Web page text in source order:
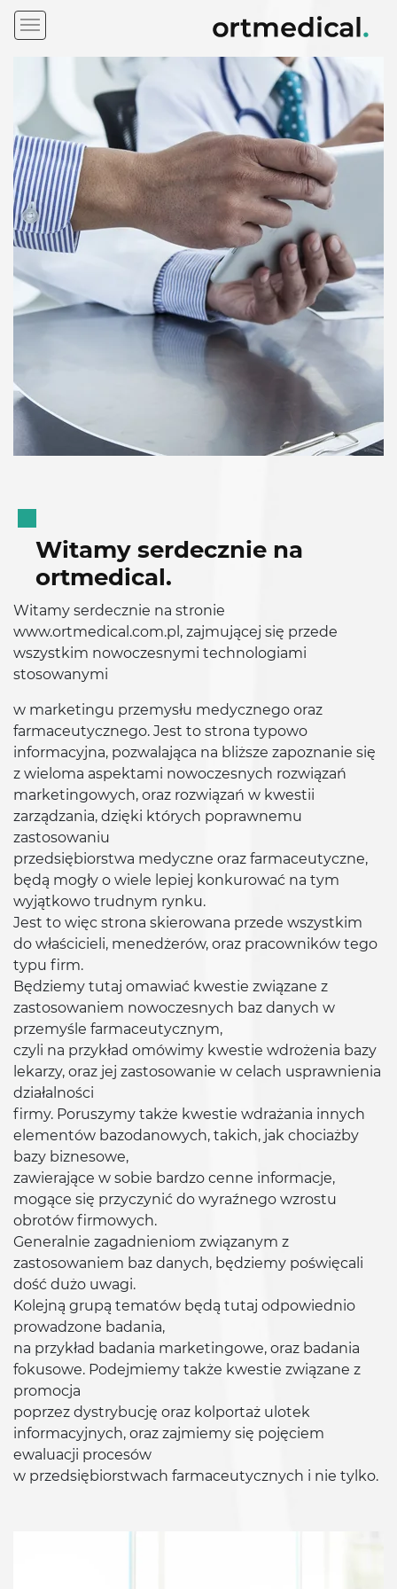
Witamy serdecznie na
ortmedical.
Witamy serdecznie na stronie
www.ortmedical.com.pl, zajmującej się przede
wszystkim nowoczesnymi technologiami
stosowanymi
w marketingu przemysłu medycznego oraz
farmaceutycznego. Jest to strona typowo
informacyjna, pozwalająca na bliższe zapoznanie się
z wieloma aspektami nowoczesnych rozwiązań
marketingowych, oraz rozwiązań w kwestii
zarządzania, dzięki których poprawnemu
zastosowaniu
przedsiębiorstwa medyczne oraz farmaceutyczne,
będą mogły o wiele lepiej konkurować na tym
wyjątkowo trudnym rynku.
Jest to więc strona skierowana przede wszystkim
do właścicieli, menedżerów, oraz pracowników tego
typu firm.
Będziemy tutaj omawiać kwestie związane z
zastosowaniem nowoczesnych baz danych w
przemyśle farmaceutycznym,
czyli na przykład omówimy kwestie wdrożenia bazy
lekarzy, oraz jej zastosowanie w celach usprawnienia
działalności
firmy. Poruszymy także kwestie wdrażania innych
elementów bazodanowych, takich, jak chociażby
bazy biznesowe,
zawierające w sobie bardzo cenne informacje,
mogące się przyczynić do wyraźnego wzrostu
obrotów firmowych.
Generalnie zagadnieniom związanym z
zastosowaniem baz danych, będziemy poświęcali
dość dużo uwagi.
Kolejną grupą tematów będą tutaj odpowiednio
prowadzone badania,
na przykład badania marketingowe, oraz badania
fokusowe. Podejmiemy także kwestie związane z
promocja
poprzez dystrybucję oraz kolportaż ulotek
informacyjnych, oraz zajmiemy się pojęciem
ewaluacji procesów
w przedsiębiorstwach farmaceutycznych i nie tylko.